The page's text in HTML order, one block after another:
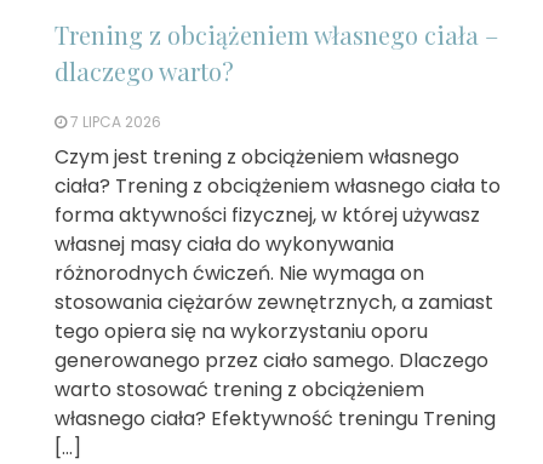
Trening z obciążeniem własnego ciała –
dlaczego warto?
7 LIPCA 2026
Czym jest trening z obciążeniem własnego
ciała? Trening z obciążeniem własnego ciała to
forma aktywności fizycznej, w której używasz
własnej masy ciała do wykonywania
różnorodnych ćwiczeń. Nie wymaga on
stosowania ciężarów zewnętrznych, a zamiast
tego opiera się na wykorzystaniu oporu
generowanego przez ciało samego. Dlaczego
warto stosować trening z obciążeniem
własnego ciała? Efektywność treningu Trening
[…]